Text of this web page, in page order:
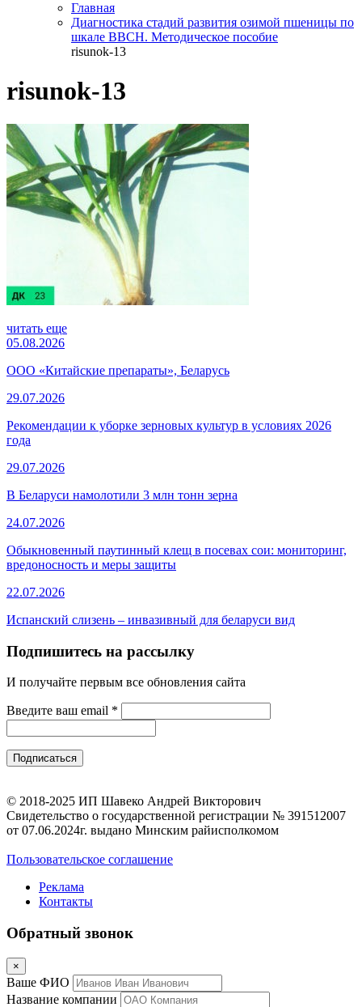
Главная
Диагностика стадий развития озимой пшеницы по
шкале ВВСН. Методическое пособие
risunok-13
risunok-13
читать еще
05.08.2026
ООО «Китайские препараты», Беларусь
29.07.2026
Рекомендации к уборке зерновых культур в условиях 2026
года
29.07.2026
В Беларуси намолотили 3 млн тонн зерна
24.07.2026
Обыкновенный паутинный клещ в посевах сои: мониторинг,
вредоносность и меры защиты
22.07.2026
Испанский слизень – инвазивный для беларуси вид
Подпишитесь на рассылку
И получайте первым все обновления сайта
Введите ваш email *
© 2018-2025 ИП Шавеко Андрей Викторович
Свидетельство о государственной регистрации № 391512007
от 07.06.2024г. выдано Минским райисполкомом
Пользовательское соглашение
Реклама
Контакты
Обратный звонок
×
Ваше ФИО
Название компании